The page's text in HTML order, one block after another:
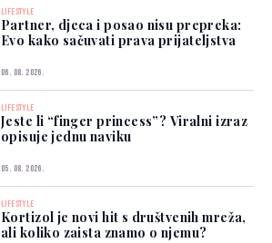
LIFESTYLE
Partner, djeca i posao nisu prepreka:
Evo kako sačuvati prava prijateljstva
06. 08. 2026.
LIFESTYLE
Jeste li “finger princess”? Viralni izraz
opisuje jednu naviku
05. 08. 2026.
LIFESTYLE
Kortizol je novi hit s društvenih mreža,
ali koliko zaista znamo o njemu?